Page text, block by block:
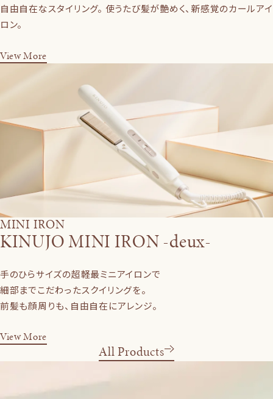
自由自在なスタイリング。 使うたび髪が艶めく、新感覚のカールアイ
ロン。
View More
MINI IRON
KINUJO MINI IRON -deux-
手のひらサイズの超軽最ミニアイロンで
細部までこだわったスクイリングを。
前髪も顔周りも、自由自在にアレンジ。
View More
All Products